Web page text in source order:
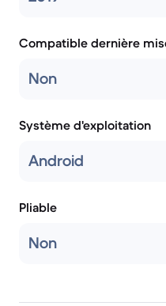
Compatible dernière
Non
Système d'exploitation
Android
Pliable
Non